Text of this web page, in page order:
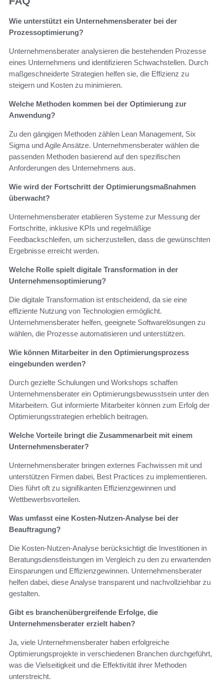
Wie unterstützt ein Unternehmensberater bei der
Prozessoptimierung?
Unternehmensberater analysieren die bestehenden Prozesse
eines Unternehmens und identifizieren Schwachstellen. Durch
maßgeschneiderte Strategien helfen sie, die Effizienz zu
steigern und Kosten zu minimieren.
Welche Methoden kommen bei der Optimierung zur
Anwendung?
Zu den gängigen Methoden zählen Lean Management, Six
Sigma und Agile Ansätze. Unternehmensberater wählen die
passenden Methoden basierend auf den spezifischen
Anforderungen des Unternehmens aus.
Wie wird der Fortschritt der Optimierungsmaßnahmen
überwacht?
Unternehmensberater etablieren Systeme zur Messung der
Fortschritte, inklusive KPIs und regelmäßige
Feedbackschleifen, um sicherzustellen, dass die gewünschten
Ergebnisse erreicht werden.
Welche Rolle spielt digitale Transformation in der
Unternehmensoptimierung?
Die digitale Transformation ist entscheidend, da sie eine
effiziente Nutzung von Technologien ermöglicht.
Unternehmensberater helfen, geeignete Softwarelösungen zu
wählen, die Prozesse automatisieren und unterstützen.
Wie können Mitarbeiter in den Optimierungsprozess
eingebunden werden?
Durch gezielte Schulungen und Workshops schaffen
Unternehmensberater ein Optimierungsbewusstsein unter den
Mitarbeitern. Gut informierte Mitarbeiter können zum Erfolg der
Optimierungsstrategien erheblich beitragen.
Welche Vorteile bringt die Zusammenarbeit mit einem
Unternehmensberater?
Unternehmensberater bringen externes Fachwissen mit und
unterstützen Firmen dabei, Best Practices zu implementieren.
Dies führt oft zu signifikanten Effizienzgewinnen und
Wettbewerbsvorteilen.
Was umfasst eine Kosten-Nutzen-Analyse bei der
Beauftragung?
Die Kosten-Nutzen-Analyse berücksichtigt die Investitionen in
Beratungsdienstleistungen im Vergleich zu den zu erwartenden
Einsparungen und Effizienzgewinnen. Unternehmensberater
helfen dabei, diese Analyse transparent und nachvollziehbar zu
gestalten.
Gibt es branchenübergreifende Erfolge, die
Unternehmensberater erzielt haben?
Ja, viele Unternehmensberater haben erfolgreiche
Optimierungsprojekte in verschiedenen Branchen durchgeführt,
was die Vielseitigkeit und die Effektivität ihrer Methoden
unterstreicht.